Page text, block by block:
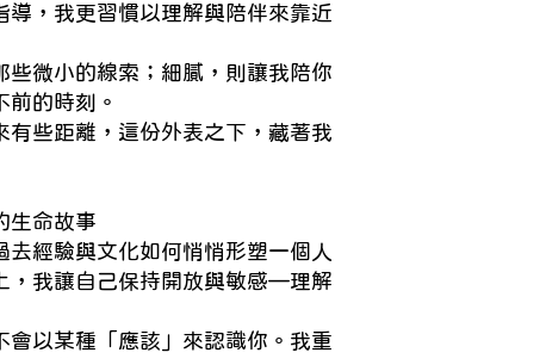
，我更習慣以理解與陪伴來靠近
微小的線索；細膩，則讓我陪你
的時刻。
些距離，這份外表之下，藏著我
生命故事
經驗與文化如何悄悄形塑一個人
，我讓自己保持開放與敏感—理解
以某種「應該」來認識你。我重